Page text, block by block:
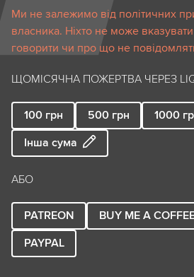
Ми не залежимо від політичних
власника. Ніхто не може
говорити чи про що не
ЩОМІСЯЧНА ПОЖЕРТВА ЧЕРЕЗ
100 грн 500 грн 1000
Інша сума
АБО
PATREON BUY ME A
PAYPAL